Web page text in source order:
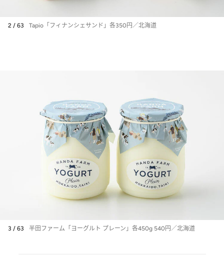
2 / 63 Tapio「フィナンシェサンド」各350円／北海道
3 / 63 半田ファーム「ヨーグルト プレーン」各450g 540円／北海道